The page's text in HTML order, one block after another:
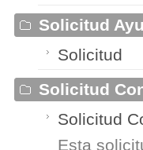
Solicitud
Solicitud
Solicitud
Solicitud
Esta